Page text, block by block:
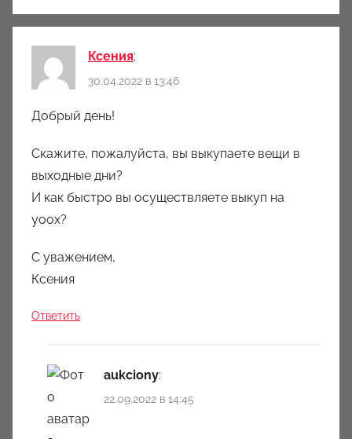
Ксения:
30.04.2022 в 13:46
Добрый день!
Скажите, пожалуйста, вы выкупаете вещи в
выходные дни?
И как быстро вы осуществляете выкуп на
yoox?
С уважением,
Ксения
Ответить
aukciony:
22.09.2022 в 14:45